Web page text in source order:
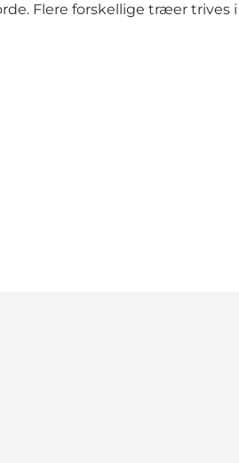
Flere forskellige træer trives